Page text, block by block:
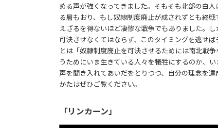
める声が強くなってきました。そもそも北部の白
る層もおり、もし奴隷制度廃止が成されずとも終
えざるを得ないほど凄惨な戦争でもありました。
可決させなくてはならず、このタイミングを逃せ
とは「奴隷制度廃止を可決させるためには南北戦
うためにいま生きている人々を犠牲にするのか、
声を聞き入れてあいだをとりつつ、自分の理念を
かたはぜひご覧ください。
「リンカーン」